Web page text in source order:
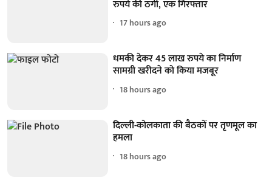
रुपये की ठगी, एक गिरफ्तार
17 hours ago
धमकी देकर 45 लाख रुपये का निर्माण
सामग्री खरीदने को किया मजबूर
18 hours ago
दिल्ली-कोलकाता की बैठकों पर तृणमूल का
हमला
18 hours ago